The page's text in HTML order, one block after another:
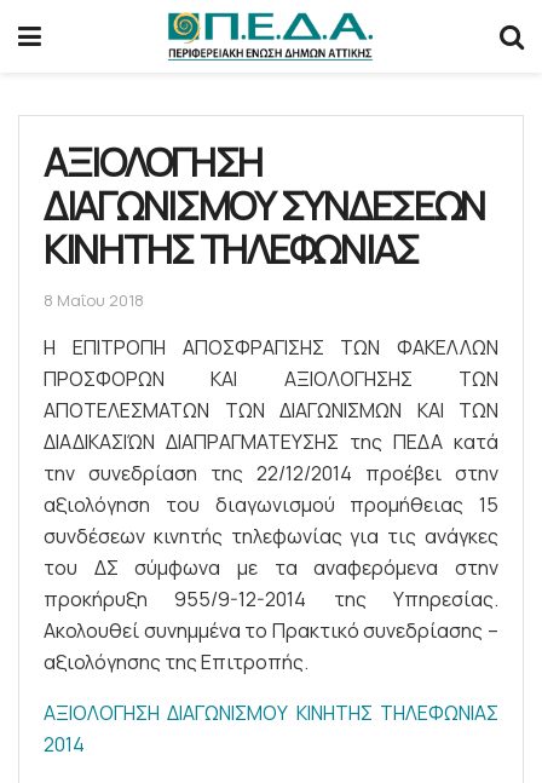
ΑΞΙΟΛΟΓΗΣΗ
ΔΙΑΓΩΝΙΣΜΟΥ ΣΥΝΔΕΣΕΩΝ
ΚΙΝΗΤΗΣ ΤΗΛΕΦΩΝΙΑΣ
8 Μαΐου 2018
Η ΕΠΙΤΡΟΠΗ ΑΠΟΣΦΡΑΓΙΣΗΣ ΤΩΝ ΦΑΚΕΛΛΩΝ
ΠΡΟΣΦΟΡΩΝ ΚΑΙ ΑΞΙΟΛΟΓΗΣΗΣ ΤΩΝ
ΑΠΟΤΕΛΕΣΜΑΤΩΝ ΤΩΝ ΔΙΑΓΩΝΙΣΜΩΝ ΚΑΙ ΤΩΝ
ΔΙΑΔΙΚΑΣΙΏΝ ΔΙΑΠΡΑΓΜΑΤΕΥΣΗΣ της ΠΕΔΑ κατά
την συνεδρίαση της 22/12/2014 προέβει στην
αξιολόγηση του διαγωνισμού προμήθειας 15
συνδέσεων κινητής τηλεφωνίας για τις ανάγκες
του ΔΣ σύμφωνα με τα αναφερόμενα στην
προκήρυξη 955/9-12-2014 της Υπηρεσίας.
Ακολουθεί συνημμένα το Πρακτικό συνεδρίασης –
αξιολόγησης της Επιτροπής.
ΑΞΙΟΛΟΓΗΣΗ ΔΙΑΓΩΝΙΣΜΟΥ ΚΙΝΗΤΗΣ ΤΗΛΕΦΩΝΙΑΣ
2014